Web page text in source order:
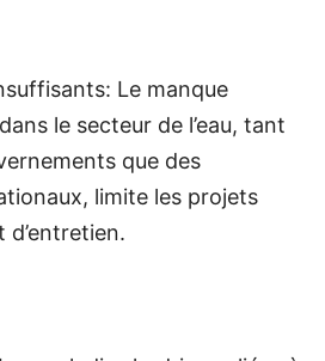
Le manque
le secteur de l’eau, tant
que des
limite les projets
d’entretien.